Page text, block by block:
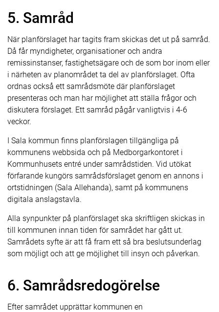
5. Samråd
När planförslaget har tagits fram skickas det ut på samråd.
Då får myndigheter, organisationer och andra
remissinstanser, fastighetsägare och de som bor inom eller
i närheten av planområdet ta del av planförslaget. Ofta
ordnas också ett samrådsmöte där planförslaget
presenteras och man har möjlighet att ställa frågor och
diskutera förslaget. Ett samråd pågår vanligtvis i 4-6
veckor.
I Sala kommun finns planförslagen tillgängliga på
kommunens webbsida och på Medborgarkontoret i
Kommunhusets entré under samrådstiden. Vid utökat
förfarande kungörs samrådsförslaget genom en annons i
ortstidningen (Sala Allehanda), samt på kommunens
digitala anslagstavla.
Alla synpunkter på planförslaget ska skriftligen skickas in
till kommunen innan tiden för samrådet har gått ut.
Samrådets syfte är att få fram ett så bra beslutsunderlag
som möjligt och att ge möjlighet till insyn och påverkan.
6. Samrådsredogörelse
Efter samrådet upprättar kommunen en